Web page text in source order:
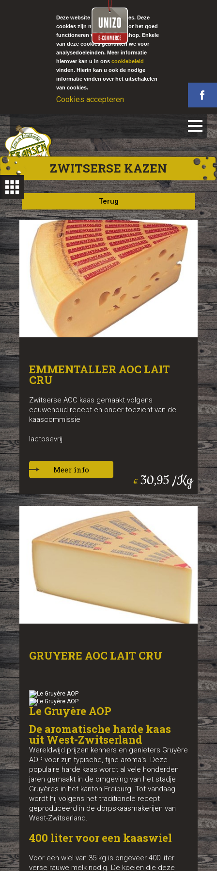
Deze website gebruikt cookies. Deze
cookies zijn noodzakelijk voor het goed
functioneren van onze webshop. Enkele
van deze cookies gebruiken we voor
analysedoeleinden. Meer informatie
hierover kan u in onscookiebeleid
vinden. Hierin kan u ook de nodige
informatie vinden over het uitschakelen
van cookies.
Cookies accepteren
ZWITSERSE KAZEN
€ 30,95 /Kg
EMMENTALLER AOC LAIT
CRU
Zwitserse AOC kaas gemaakt volgens
eeuwenoud recept en onder toezicht van de
kaascommissie
lactosevrij
Meer info
GRUYERE AOC LAIT CRU
Le Gruyère AOP
De aromatische harde kaas
uit West-Zwitserland
Wereldwijd prijzen kenners en genieters Gruyère
AOP voor zijn typische, fijne aroma’s. Deze
populaire harde kaas wordt al vele honderden
jaren gemaakt in de omgeving van het stadje
Gruyères in het kanton Freiburg. Tot vandaag
wordt hij volgens het traditionele recept
geproduceerd in de dorpskaasmakerijen van
West-Zwitserland.
400 liter voor een kaaswiel
Voor een wiel van 35 kg is ongeveer 400 liter
verse rauwe melk nodig. De koeien die deze